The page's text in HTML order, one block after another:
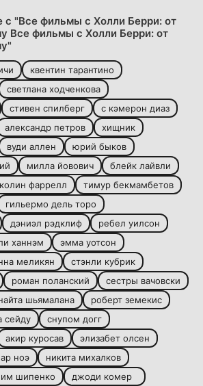
с "Все фильмы с Холли Берри: от
Все фильмы с Холли Берри: от
квентин тарантино
светлана ходченкова
стивен спилберг
с кэмерон диаз
александр петров
хищник
вуди аллен
юрий быков
милла йовович
блейк лайвли
колин фаррелл
тимур бекмамбетов
гильермо дель торо
дэниэл рэдклиф
ребел уилсон
ханнэм
эмма уотсон
меликян
стэнли кубрик
роман поланский
сестры вачовски
шьямалана
роберт земекис
сейду
снупом догг
акир куросав
элизабет олсен
ноэ
никита михалков
шипенко
джоди комер